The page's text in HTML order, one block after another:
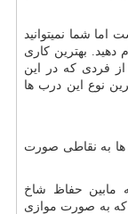
شما نمیتوانید
بهترین کاری
فردی که در این
نوع این درب ها
به نقاطی صورت
مابین حفاظ شاخ
که به صورت موازی